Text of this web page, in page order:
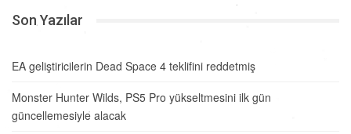
Son Yazılar
EA geliştiricilerin Dead Space 4 teklifini reddetmiş
Monster Hunter Wilds, PS5 Pro yükseltmesini ilk gün
güncellemesiyle alacak